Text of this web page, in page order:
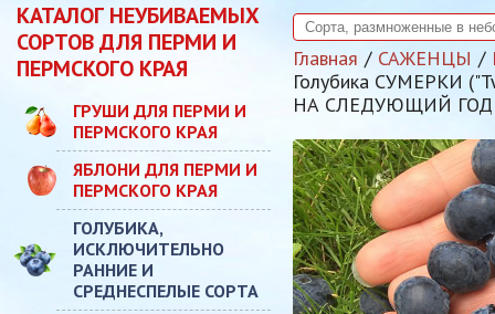
КАТАЛОГ НЕУБИВАЕМЫХ
СОРТОВ ДЛЯ ПЕРМИ И
ПЕРМСКОГО КРАЯ
ГРУШИ ДЛЯ ПЕРМИ И
ПЕРМСКОГО КРАЯ
ЯБЛОНИ ДЛЯ ПЕРМИ И
ПЕРМСКОГО КРАЯ
ГОЛУБИКА,
ИСКЛЮЧИТЕЛЬНО
РАННИЕ И
СРЕДНЕСПЕЛЫЕ СОРТА
Главная САЖЕНЦЫ
Голубика СУМЕРКИ
НА СЛЕДУЮЩИЙ